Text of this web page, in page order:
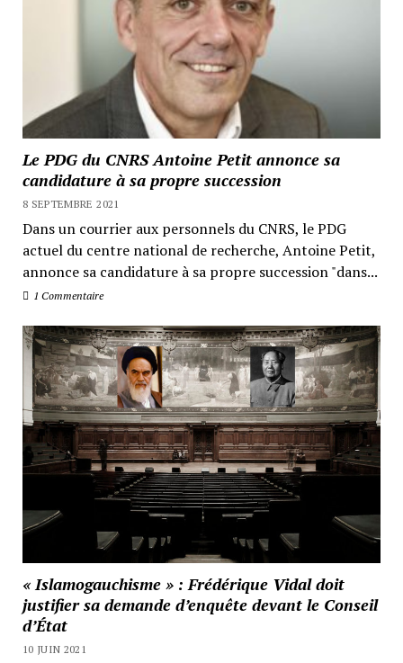
Le PDG du CNRS Antoine Petit annonce sa
candidature à sa propre succession
8 SEPTEMBRE 2021
Dans un courrier aux personnels du CNRS, le PDG
actuel du centre national de recherche, Antoine Petit,
annonce sa candidature à sa propre succession "dans...
1 Commentaire
« Islamogauchisme » : Frédérique Vidal doit
justifier sa demande d’enquête devant le Conseil
d’État
10 JUIN 2021